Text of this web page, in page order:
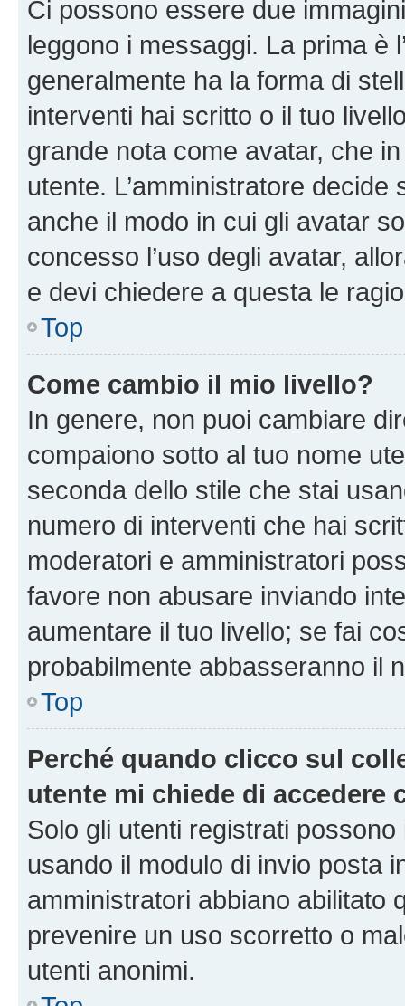
Ci possono essere due
leggono i messaggi. La prima è
generalmente ha la forma di
interventi hai scritto o il tuo
grande nota come avatar, che
utente. L’amministratore
anche il modo in cui gli avatar
concesso l’uso degli avatar,
e devi chiedere a questa le
Top
Come cambio il mio livello?
In genere, non puoi cambiare
compaiono sotto al tuo nome
seconda dello stile che stai
numero di interventi che hai
moderatori e amministratori
favore non abusare inviando
aumentare il tuo livello; se fai
probabilmente abbasseranno il
Top
Perché quando clicco sul
utente mi chiede di accedere
Solo gli utenti registrati
usando il modulo di invio posta
amministratori abbiano abilitato
prevenire un uso scorretto o
utenti anonimi.